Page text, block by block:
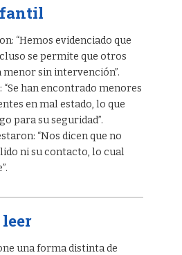
“Hemos evidenciado que
se permite que otros
menor sin intervención”.
han encontrado menores
en mal estado, lo que
para su seguridad”.
“Nos dicen que no
ni su contacto, lo cual
leer
una forma distinta de